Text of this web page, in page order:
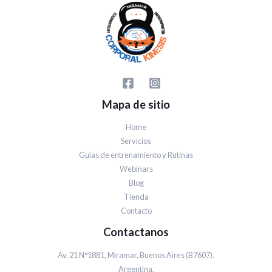
Mapa de sitio
Home
Servicios
Guías de entrenamiento y Rutinas
Webinars
Blog
Tienda
Contacto
Contactanos
Av. 21 N°1881, Miramar, Buenos Aires (B7607).
Argentina.